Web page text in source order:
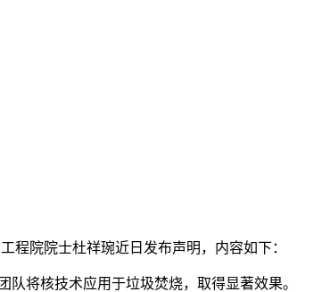
程院院士杜祥琬近日发布声明，内容如下：
将核技术应用于垃圾焚烧，取得显著效果。